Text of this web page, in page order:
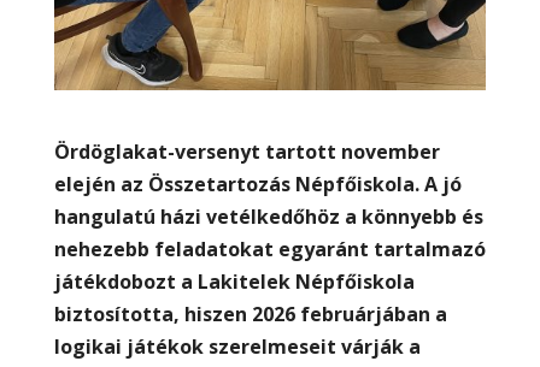
Ördöglakat-versenyt tartott november
elején az Összetartozás Népfőiskola. A jó
hangulatú házi vetélkedőhöz a könnyebb és
nehezebb feladatokat egyaránt tartalmazó
játékdobozt a Lakitelek Népfőiskola
biztosította, hiszen 2026 februárjában a
logikai játékok szerelmeseit várják a